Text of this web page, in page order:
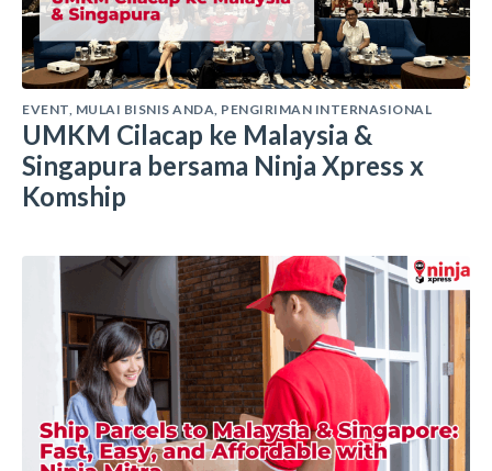
EVENT MULAI BISNIS ANDA PENGIRIMAN INTERNASIONAL
UMKM Cilacap ke Malaysia &
Singapura bersama Ninja Xpress x
Komship